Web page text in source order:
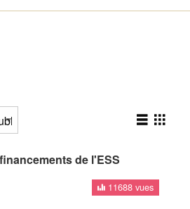
de l'ESS
11688 vues